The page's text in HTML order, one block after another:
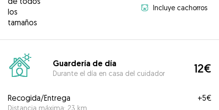
los
tamaños
Incluye cachorros
Guardería de día
Durante el día en casa del cuidador 12€
Recogida/Entrega
Distancia máxima: 23 km
+5€